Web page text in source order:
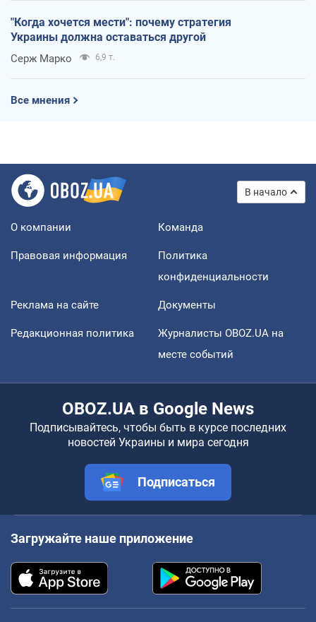
"Когда хочется мести": почему стратегия
Украины должна оставаться другой
Серж Марко 6,9 т.
Все мнения
В начало
О компании Команда
Правовая информация
Политика
конфиденциальности
Реклама на сайте Документы
Редакционная политика
Журналисты OBOZ.UA на
месте событий
OBOZ.UA в Google News
Подписывайтесь, чтобы быть в курсе последних
новостей Украины и мира сегодня
Подписаться
Загружайте наше приложение